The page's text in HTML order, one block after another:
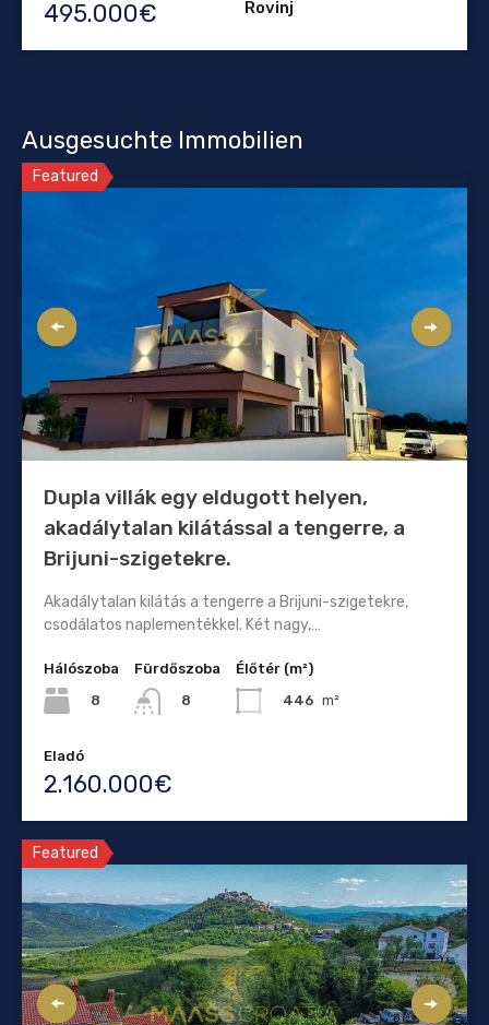
495.000€ Rovinj
Ausgesuchte Immobilien
Featured
Dupla villák egy eldugott helyen,
akadálytalan kilátással a tengerre, a
Brijuni-szigetekre.
Akadálytalan kilátás a tengerre a Brijuni-szigetekre,
csodálatos naplementékkel. Két nagy,…
Hálószoba
8
Fürdőszoba
8
Élőtér (m²)
446 m²
Eladó
2.160.000€
Featured